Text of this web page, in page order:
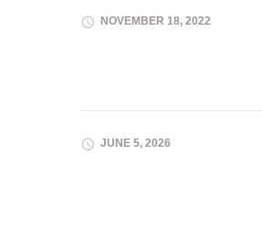
NOVEMBER 18, 2022
JUNE 5, 2026